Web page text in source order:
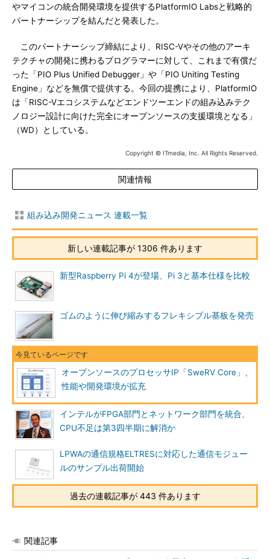
やマイコンの統合開発環境を提供するPlatformIO Labsと戦略的
パートナーシップを結んだと発表した。
このパートナーシップ締結により、RISC-Vやその他のアーキ
テクチャの開発に携わるプログラマーに対して、これまで有償だ
った「PIO Plus Unified Debugger」や「PIO Uniting Testing
Engine」などを無償で提供する。今回の提携により、PlatformIO
は「RISC-Vエコシステムなどエンドツーエンドの組み込みテク
ノロジー設計に向けた完全にオープンソースの支援環境となる」
（WD）としている。
Copyright © ITmedia, Inc. All Rights Reserved.
関連情報
組み込み開発ニュース 連載一覧
新しい連載記事が 1306 件あります
新型Raspberry Pi 4が登場、Pi 3と基本仕様を比較
ゴムのように伸び縮みするフレキシブル基板を発売
オープンソースのプロセッサIP「SweRV Core」、
性能や開発環境が拡充
インテルがFPGA部門とネットワーク部門を統合、
CPU不足は第3四半期に解消か
LPWAの通信規格ELTRESに対応した通信モジュー
ルのサンプル出荷開始
過去の連載記事が 443 件あります
関連記事